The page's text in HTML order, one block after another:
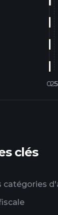
clés
catégories